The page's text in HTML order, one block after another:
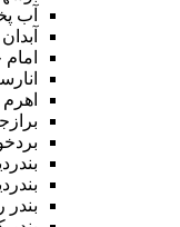
آب
آبدان
اهرم
بندر